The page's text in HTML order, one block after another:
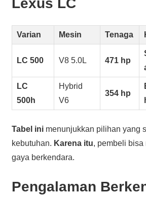
Lexus LC
Varian Mesin Tenaga
LC 500 V8 5.0L 471 hp
LC
500h
Hybrid
V6
354 hp
Tabel inimenunjukkan pilihan yang
kebutuhan. Karena itu, pembeli bisa
gaya berkendara.
Pengalaman